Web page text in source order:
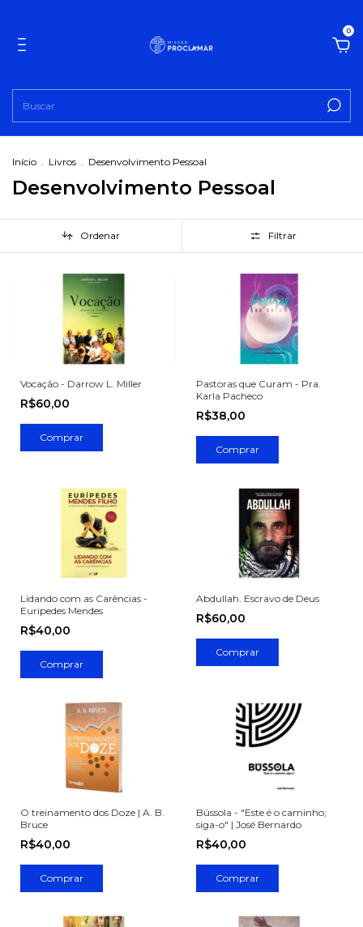
0
Início . Livros . Desenvolvimento Pessoal
Desenvolvimento Pessoal
Ordenar Filtrar
Vocação - Darrow L. Miller
R$60,00
Pastoras que Curam - Pra.
Karla Pacheco
R$38,00
Lidando com as Carências -
Euripedes Mendes
R$40,00
Abdullah. Escravo de Deus
R$60,00
O treinamento dos Doze | A. B.
Bruce
R$40,00
Bússola - "Este é o caminho;
siga-o" | José Bernardo
R$40,00